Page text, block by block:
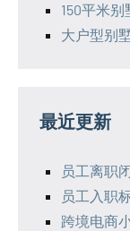
150平米别
大户型别
最近更新
员工离职
员工入职
跨境电商